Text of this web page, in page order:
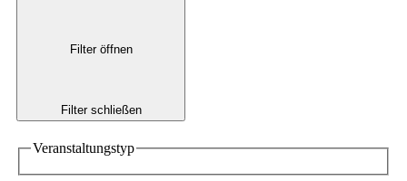
Filter öffnen
Filter schließen
Veranstaltungstyp